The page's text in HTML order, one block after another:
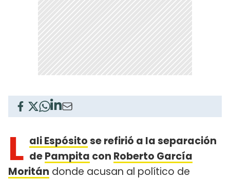
L ali Espósitose refirió a la separación
dePampita con Roberto García
Moritán donde acusan al político de